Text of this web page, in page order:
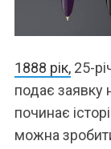
1888 рік,25-
подає заявку
починає
можна